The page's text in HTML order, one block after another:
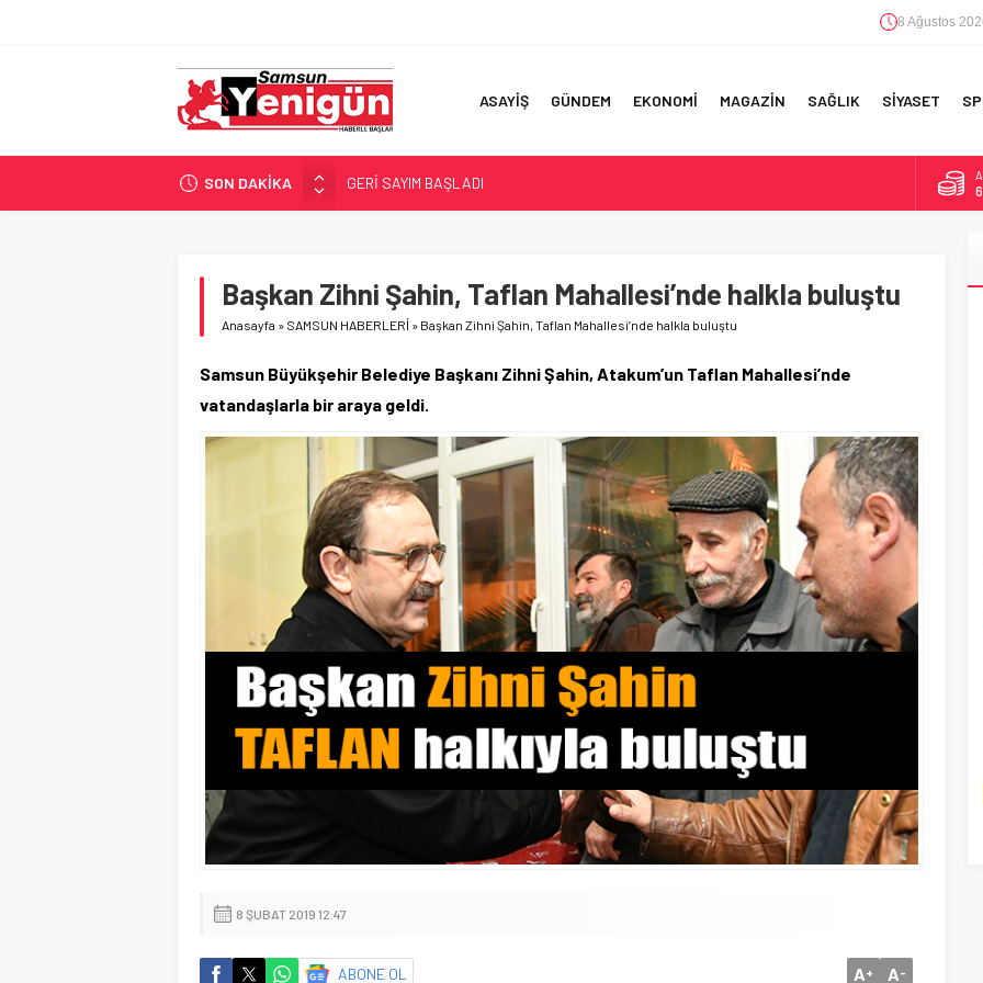
8 Ağustos
ASAYİŞ GÜNDEM EKONOMİ MAGAZİN SAĞLIK SİYASET
SON DAKİKA
GERİ SAYIM BAŞLADI
SAMSUNSPOR’DA HEDEF 5’İNCİLİK!
İŞTE FINDIK FİYATI!
YÖNETİCİ SEÇERKEN YAPILAN EN BÜYÜK HATALAR
Başkan Zihni Şahin, Taflan Mahallesi’nde halkla buluştu
Anasayfa » SAMSUN HABERLERİ » Başkan Zihni Şahin, Taflan Mahallesi’nde halkla buluştu
Samsun Büyükşehir Belediye Başkanı Zihni Şahin, Atakum’un Taflan Mahallesi’nde
vatandaşlarla bir araya geldi.
8 ŞUBAT 2019 12:47
ABONE OL A+ A-